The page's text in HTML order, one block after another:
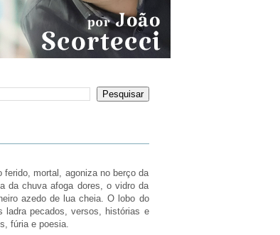
mortal, agoniza no berço da
da chuva afoga dores, o vidro da
azedo de lua cheia. O lobo do
ladra pecados, versos, histórias e
fúria e poesia.